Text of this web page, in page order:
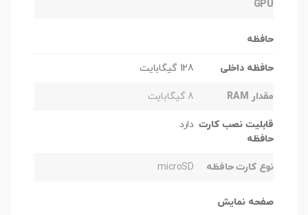
GPU
حافظه
حافظه داخلی 128 گیگابایت
مقدار RAM 8 گیگابایت
قابلیت نصب کارت
حافظه
دارد
نوع کارت حافظه microSD
صفحه نمایش